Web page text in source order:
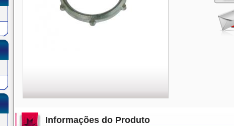
Informações do Produto